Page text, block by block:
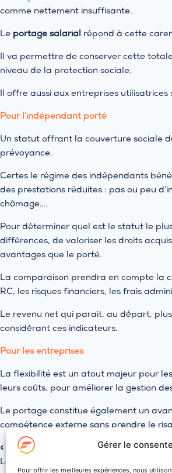
Gérer le
Pour offrir les meilleures expériences, nous
comme nettement insuffisante.
Le portage salarial répond à cette
Il va permettre de conserver cette
niveau de la protection sociale.
Il offre aussi aux entreprises
Pour l’indépendant porté
Un statut offrant la couverture sociale
prévoyance.
Certes le régime des indépendants
des prestations réduites : pas ou peu
chômage….
Pour déterminer quel est le statut le
différences, de valoriser les droits
avantages que le porté.
La comparaison prendra en compte la
RC, les risques financiers, les frais
Le revenu net qui parait, au départ,
considérant ces indicateurs.
Pour les entreprises
La flexibilité est un atout majeur pour
leurs coûts, pour améliorer la gestion
Le portage constitue également un
compétence externe sans prendre le
« Le marché du travail est en pleine
Le portage salarial est le plus